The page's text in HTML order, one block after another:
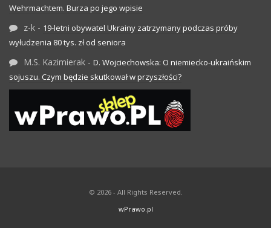
Wehrmachtem. Burza po jego wpisie
z-k - 19-letni obywatel Ukrainy zatrzymany podczas próby
wyłudzenia 80 tys. zł od seniora
M.S. Kazimierak - D. Wojciechowska: O niemiecko-ukraińskim
sojuszu. Czym będzie skutkował w przyszłości?
© 2026 - All Rights Reserved.
wPrawo.pl